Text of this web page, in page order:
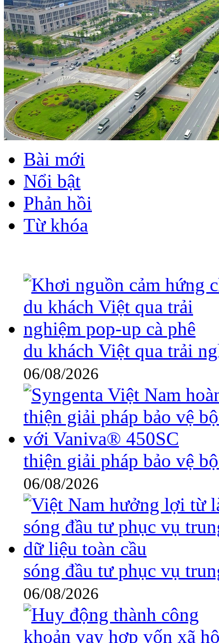
Bài mới
Nổi bật
Phản hồi
Từ khóa
du khách Việt qua trải
06/08/2026
thiện giải pháp bảo vệ
06/08/2026
sóng đầu tư phục vụ
06/08/2026